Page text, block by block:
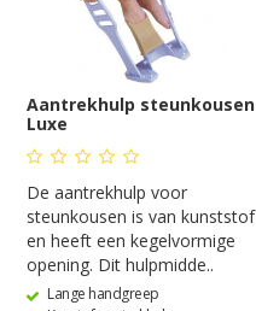
Aantrekhulp steunkousen
Luxe
De aantrekhulp voor
steunkousen is van kunststof
en heeft een kegelvormige
opening. Dit hulpmidde..
Lange handgreep